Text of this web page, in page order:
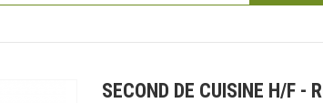
SECOND DE CUISINE H/F -